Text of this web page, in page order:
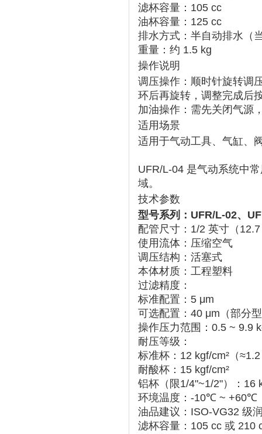
滤杯容量 ‌：‌ 105 cc
油杯容量 ‌：‌ 125 cc
排水方式 ‌：‌ 半自动排水 （
重量 ‌：约 ‌ 1.5 kg
操作说明
调压操作 ：顺时针旋转调
环‌后再旋转，调整完成后‌
加油操作 ：需先关闭气源
适用场景
适用于气动工具、气缸、
UFR/L-04 是气动系统中
域。
技术参数
型号系列 ：UFR/L-02、
配管尺寸 ‌：‌ 1/2 英寸（
使用流体 ‌：压缩空气
调压结构 ‌：活塞式
本体材质 ‌：工程塑料
过滤精度 ‌：
标准配置：‌ 5 μm
可选配置：‌ 40 μm （部分
操作压力范围 ‌：‌ 0.5 ~ 9.9
耐压等级 ‌：
标准杯：‌ 12 kgf/cm² （
耐酸杯：‌ 15 kgf/cm²
铝杯（限1/4"~1/2"）：‌ 16
环境温度 ‌：‌ -10℃ ~ +60℃
油品建议 ：ISO-VG32 级
滤杯容量 ‌：‌ 105 cc 或 210